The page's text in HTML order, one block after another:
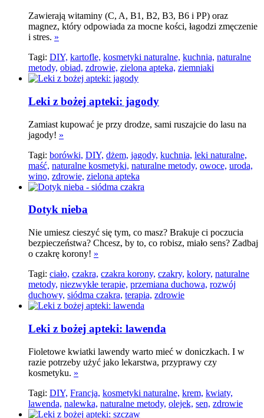
Zawierają witaminy (C, A, B1, B2, B3, B6 i PP) oraz
magnez, który odpowiada za mocne kości, łagodzi zmęczenie
i stres. »
Tagi: DIY, kartofle, kosmetyki naturalne, kuchnia, naturalne
metody, obiad, zdrowie, zielona apteka, ziemniaki
Leki z bożej apteki: jagody
Zamiast kupować je przy drodze, sami ruszajcie do lasu na
jagody! »
Tagi: borówki, DIY, dżem, jagody, kuchnia, leki naturalne,
maść, naturalne kosmetyki, naturalne metody, owoce, uroda,
wino, zdrowie, zielona apteka
Dotyk nieba
Nie umiesz cieszyć się tym, co masz? Brakuje ci poczucia
bezpieczeństwa? Chcesz, by to, co robisz, miało sens? Zadbaj
o czakrę korony! »
Tagi: ciało, czakra, czakra korony, czakry, kolory, naturalne
metody, niezwykłe terapie, przemiana duchowa, rozwój
duchowy, siódma czakra, terapia, zdrowie
Leki z bożej apteki: lawenda
Fioletowe kwiatki lawendy warto mieć w doniczkach. I w
razie potrzeby użyć jako lekarstwa, przyprawy czy
kosmetyku. »
Tagi: DIY, Francja, kosmetyki naturalne, krem, kwiaty,
lawenda, nalewka, naturalne metody, olejek, sen, zdrowie